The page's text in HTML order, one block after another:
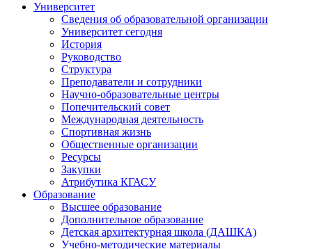
Университет
Сведения об образовательной организации
Университет сегодня
История
Руководство
Структура
Преподаватели и сотрудники
Научно-образовательные центры
Попечительский совет
Международная деятельность
Спортивная жизнь
Общественные организации
Ресурсы
Закупки
Атрибутика КГАСУ
Образование
Высшее образование
Дополнительное образование
Детская архитектурная школа (ДАШКА)
Учебно-методические материалы